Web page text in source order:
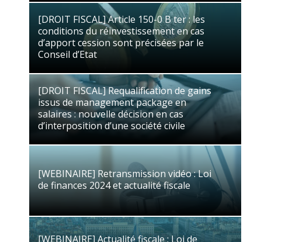
[DROIT FISCAL] Article 150-0 B ter : les
conditions du réinvestissement en cas
d’apport cession sont précisées par le
Conseil d’Etat
[DROIT FISCAL] Article 150-0 B ter : les
conditions du réinvestissement en cas
d’apport cession sont précisées par le
Conseil d’Etat
05/03/2024
[DROIT FISCAL] Requalification de gains
issus de management package en
salaires : nouvelle décision en cas
d’interposition d’une société civile
[DROIT FISCAL] Requalification de gains
issus de management package en
salaires : nouvelle décision en cas
d’interposition d’une société civile
19/02/2024
Droit Fiscal
[WEBINAIRE] Retransmission vidéo : Loi
de finances 2024 et actualité fiscale
[WEBINAIRE] Retransmission vidéo : Loi
de finances 2024 et actualité fiscale
Droit Fiscal
[WEBINAIRE] Actualité fiscale : Loi de
[WEBINAIRE] Actualité fiscale : Loi de